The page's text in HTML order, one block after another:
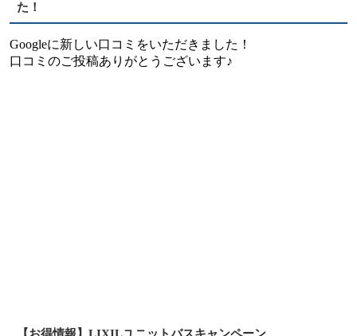
た！
Googleに新しい口コミをいただきました！
口コミのご投稿ありがとうございます♪